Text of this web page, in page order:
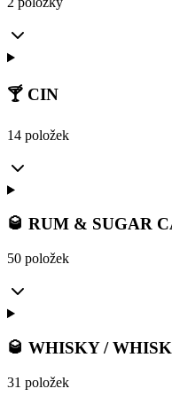
🍸 CIN
14 položek
🥃 RUM & SUGAR
50 položek
🥃 WHISKY /
31 položek